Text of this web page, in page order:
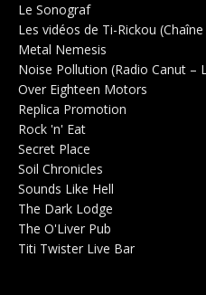
Le SonografSalle de concerts 0
Les vidéos de Ti-Rickou
Metal Nemesis
Noise Pollution (Radio Canut –
Over Eighteen Motors
Replica Promotion
Rock 'n' Eat
Secret Place
Soil Chronicles
Sounds Like Hell
The Dark Lodge
The O'Liver Pub
Titi Twister Live Bar